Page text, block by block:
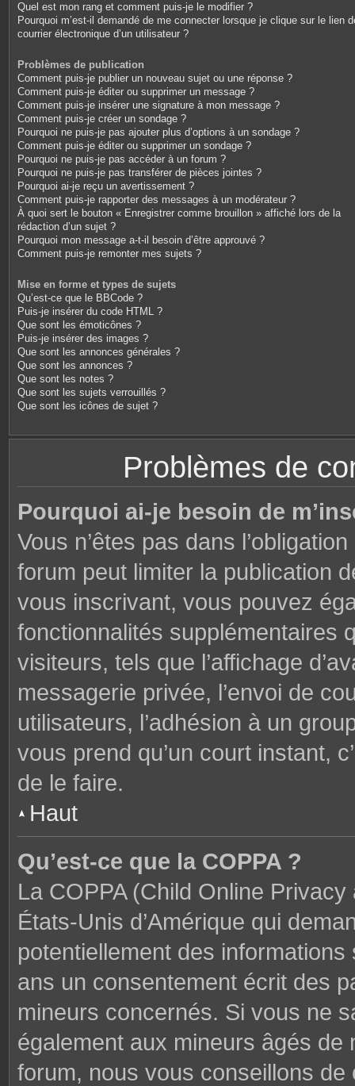
Quel est mon rang et comment puis-je le modifier ?
Pourquoi m’est-il demandé de me connecter lorsque je clique sur le lien
courrier électronique d’un utilisateur ?
Problèmes de publication
Comment puis-je publier un nouveau sujet ou une réponse ?
Comment puis-je éditer ou supprimer un message ?
Comment puis-je insérer une signature à mon message ?
Comment puis-je créer un sondage ?
Pourquoi ne puis-je pas ajouter plus d’options à un sondage ?
Comment puis-je éditer ou supprimer un sondage ?
Pourquoi ne puis-je pas accéder à un forum ?
Pourquoi ne puis-je pas transférer de pièces jointes ?
Pourquoi ai-je reçu un avertissement ?
Comment puis-je rapporter des messages à un modérateur ?
À quoi sert le bouton « Enregistrer comme brouillon » affiché lors de la
rédaction d’un sujet ?
Pourquoi mon message a-t-il besoin d’être approuvé ?
Comment puis-je remonter mes sujets ?
Mise en forme et types de sujets
Qu’est-ce que le BBCode ?
Puis-je insérer du code HTML ?
Que sont les émoticônes ?
Puis-je insérer des images ?
Que sont les annonces générales ?
Que sont les annonces ?
Que sont les notes ?
Que sont les sujets verrouillés ?
Que sont les icônes de sujet ?
Problèmes de
Pourquoi ai-je besoin de
Vous n’êtes pas dans
forum peut limiter la publication
vous inscrivant, vous pouvez
fonctionnalités supplémentaires
visiteurs, tels que l’affichage
messagerie privée, l’envoi de
utilisateurs, l’adhésion à un
vous prend qu’un court instant,
de le faire.
Haut
Qu’est-ce que la COPPA ?
La COPPA (Child Online
États-Unis d’Amérique qui
potentiellement des
ans un consentement écrit des
mineurs concernés. Si vous ne
également aux mineurs âgés
forum, nous vous conseillons